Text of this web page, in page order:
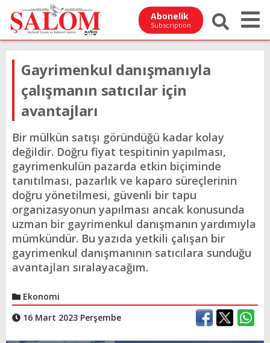
Abonelik
Subscription
Gayrimenkul danışmanıyla
çalışmanın satıcılar için
avantajları
Bir mülkün satışı göründüğü kadar kolay
değildir. Doğru fiyat tespitinin yapılması,
gayrimenkulün pazarda etkin biçiminde
tanıtılması, pazarlık ve kaparo süreçlerinin
doğru yönetilmesi, güvenli bir tapu
organizasyonun yapılması ancak konusunda
uzman bir gayrimenkul danışmanın yardımıyla
mümkündür. Bu yazıda yetkili çalışan bir
gayrimenkul danışmanının satıcılara sunduğu
avantajları sıralayacağım.
Ekonomi
16 Mart 2023 Perşembe